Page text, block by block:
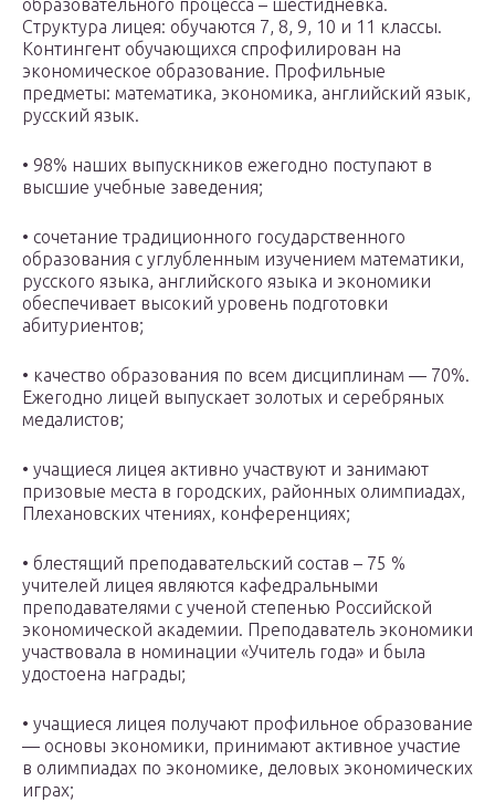
образовательного процесса – шестидневка.
Структура лицея: обучаются 7, 8, 9, 10 и 11 классы.
Контингент обучающихся спрофилирован на
экономическое образование. Профильные
предметы: математика, экономика, английский язык,
русский язык.
• 98% наших выпускников ежегодно поступают в
высшие учебные заведения;
• cочетание традиционного государственного
образования с углубленным изучением математики,
русского языка, английского языка и экономики
обеспечивает высокий уровень подготовки
абитуриентов;
• качество образования по всем дисциплинам — 70%.
Ежегодно лицей выпускает золотых и серебряных
медалистов;
• учащиеся лицея активно участвуют и занимают
призовые места в городских, районных олимпиадах,
Плехановских чтениях, конференциях;
• блестящий преподавательский состав – 75 %
учителей лицея являются кафедральными
преподавателями с ученой степенью Российской
экономической академии. Преподаватель экономики
участвовала в номинации «Учитель года» и была
удостоена награды;
• учащиеся лицея получают профильное образование
— основы экономики, принимают активное участие
в олимпиадах по экономике, деловых экономических
играх;